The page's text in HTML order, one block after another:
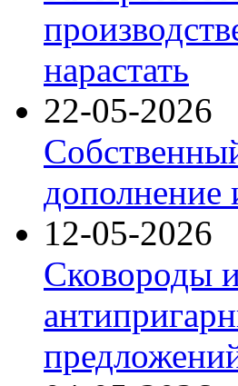
нарастать
22-05-2026
дополнение
12-05-2026
Сковороды